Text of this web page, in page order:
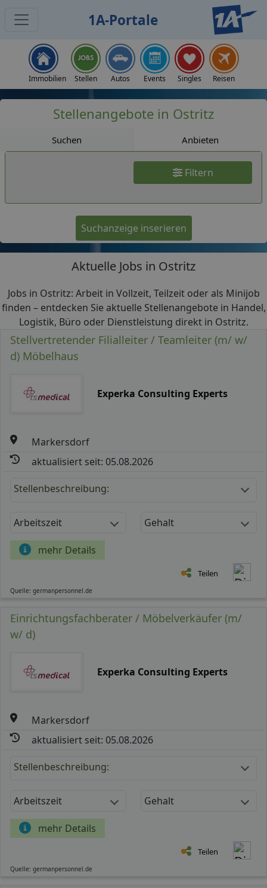
1A-Portale
Immobilien Stellen Autos Events Singles Reisen
Stellenangebote in Ostritz
Suchen Anbieten
Filtern
Suchanzeige inserieren
Aktuelle Jobs in Ostritz
Jobs in Ostritz: Arbeit in Vollzeit, Teilzeit oder als Minijob
finden – entdecken Sie aktuelle Stellenangebote in Handel,
Logistik, Büro oder Dienstleistung direkt in Ostritz.
Stellvertretender Filialleiter / Teamleiter (m/ w/
d) Möbelhaus
Experka Consulting Experts
Markersdorf
aktualisiert seit: 05.08.2026
Stellenbeschreibung:
Arbeitszeit Gehalt
mehr Details
Teilen
Quelle: germanpersonnel.de
Einrichtungsfachberater / Möbelverkäufer (m/
w/ d)
Experka Consulting Experts
Markersdorf
aktualisiert seit: 05.08.2026
Stellenbeschreibung:
Arbeitszeit Gehalt
mehr Details
Teilen
Quelle: germanpersonnel.de